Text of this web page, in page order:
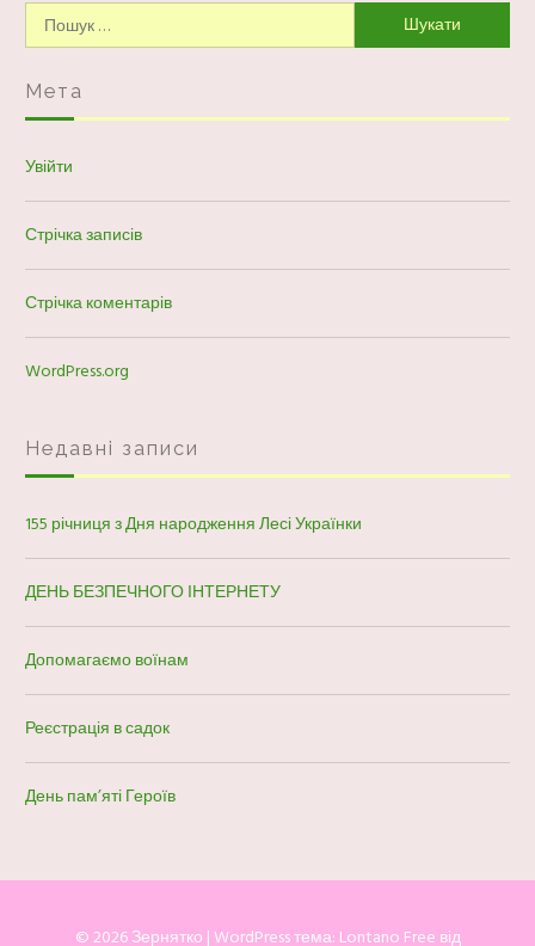
Пошук:
Мета
Увійти
Стрічка записів
Стрічка коментарів
WordPress.org
Недавні записи
155 річниця з Дня народження Лесі Українки
ДЕНЬ БЕЗПЕЧНОГО ІНТЕРНЕТУ
Допомагаємо воїнам
Реєстрація в садок
День пам’яті Героїв
© 2026 Зернятко |WordPress тема: Lontano Free від